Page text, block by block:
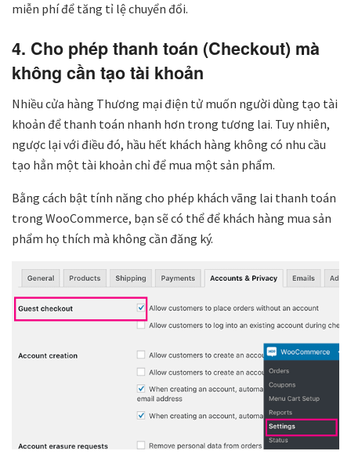
miễn phí để tăng tỉ lệ chuyển đổi.
4. Cho phép thanh toán (Checkout) mà
không cần tạo tài khoản
Nhiều cửa hàng Thương mại điện tử muốn người dùng tạo tài
khoản để thanh toán nhanh hơn trong tương lai. Tuy nhiên,
ngược lại với điều đó, hầu hết khách hàng không có nhu cầu
tạo hẳn một tài khoản chỉ để mua một sản phẩm.
Bằng cách bật tính năng cho phép khách vãng lai thanh toán
trong WooCommerce, bạn sẽ có thể để khách hàng mua sản
phẩm họ thích mà không cần đăng ký.